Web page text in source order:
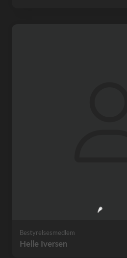
Bestyrelsesmedlem
Helle Iversen